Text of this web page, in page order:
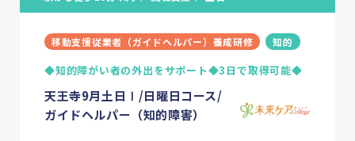
移動支援従業者（ガイドヘルパー）養成研修 知的
◆知的障がい者の外出をサポート◆3日で取得可能◆
天王寺9月土日Ⅰ/日曜日コース/
ガイドヘルパー（知的障害）